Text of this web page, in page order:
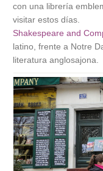
con una librería
visitar estos días.
Shakespeare and
latino, frente a Notre
literatura anglosajona.